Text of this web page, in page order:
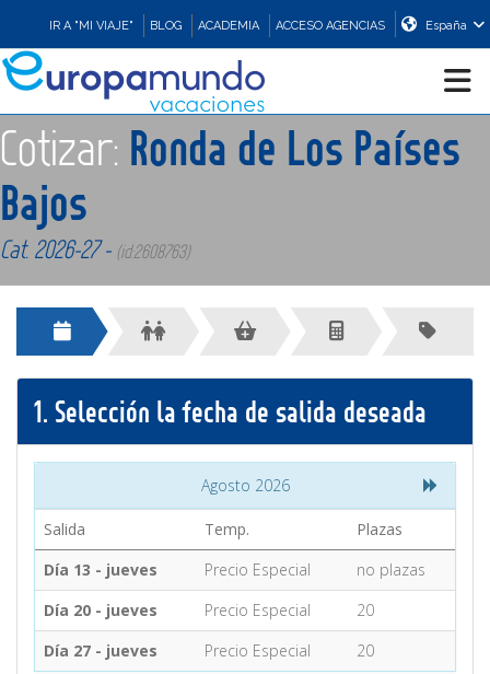
IR A "MI VIAJE" BLOG ACADEMIA ACCESO AGENCIAS España
CRUCEROS
PROMOCIONES
COMPRAR
CONTACTO
MÁS
Cotizar: Ronda de Los Países
Bajos
Cat. 2026-27 - (id:2608763)
1. Selección la fecha de salida deseada
Agosto 2026
Salida Temp.
Plazas
Día 13 - jueves
Precio Especial
no plazas
Día 20 - jueves
Precio Especial
20
Día 27 - jueves
Precio Especial 20